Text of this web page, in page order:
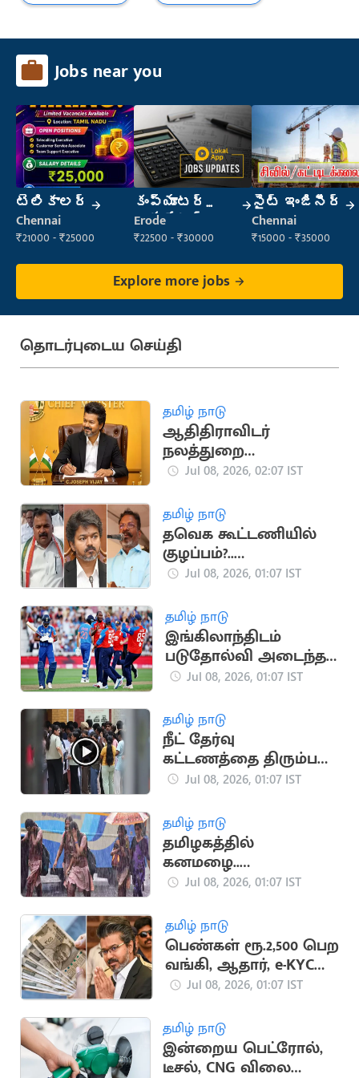
Jobs near you
టెలికాలర్
Chennai
₹21000 - ₹25000
కంప్యూటర్
ఆపరేటర్
Erode
₹22500 - ₹30000
సైట్ ఇంజినీర్
Chennai
₹15000 - ₹35000
Explore more jobs
தொடர்புடைய செய்தி
தமிழ் நாடு
ஆதிதிராவிடர்
நலத்துறை
அதிகாரிகளுடன்
ஆலோசனை
Jul 08, 2026, 02:07 IST
தமிழ் நாடு
தவெக கூட்டணியில்
குழப்பம்?..
முதலமைச்சர்
Jul 08, 2026, 01:07 IST
தமிழ் நாடு
இங்கிலாந்திடம்
படுதோல்வி அடைந்த
இந்திய அணி
Jul 08, 2026, 01:07 IST
தமிழ் நாடு
நீட் தேர்வு
கட்டணத்தை திரும்பப்
பெற விண்ணப்பிக்கும்
Jul 08, 2026, 01:07 IST
தமிழ் நாடு
தமிழகத்தில்
கனமழை..
பள்ளிகளுக்கு
வாய்ப்பு
Jul 08, 2026, 01:07 IST
தமிழ் நாடு
பெண்கள் ரூ.2,500 பெற
வங்கி, ஆதார், e-KYC
அவசியம்
Jul 08, 2026, 01:07 IST
தமிழ் நாடு
இன்றைய பெட்ரோல்,
டீசல், CNG விலை